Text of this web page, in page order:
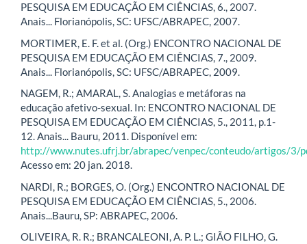
PESQUISA EM EDUCAÇÃO EM CIÊNCIAS, 6., 2007.
Anais... Florianópolis, SC: UFSC/ABRAPEC, 2007.
MORTIMER, E. F. et al. (Org.) ENCONTRO NACIONAL DE
PESQUISA EM EDUCAÇÃO EM CIÊNCIAS, 7., 2009.
Anais... Florianópolis, SC: UFSC/ABRAPEC, 2009.
NAGEM, R.; AMARAL, S. Analogias e metáforas na
educação afetivo-sexual. In: ENCONTRO NACIONAL DE
PESQUISA EM EDUCAÇÃO EM CIÊNCIAS, 5., 2011, p.1-
12. Anais... Bauru, 2011. Disponível em:
http://www.nutes.ufrj.br/abrapec/venpec/conteudo/artigos/3/
Acesso em: 20 jan. 2018.
NARDI, R.; BORGES, O. (Org.) ENCONTRO NACIONAL DE
PESQUISA EM EDUCAÇÃO EM CIÊNCIAS, 5., 2006.
Anais...Bauru, SP: ABRAPEC, 2006.
OLIVEIRA, R. R.; BRANCALEONI, A. P. L.; GIÃO FILHO, G.